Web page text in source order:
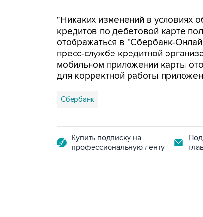
"Никаких изменений в условиях
кредитов по дебетовой карте
отображаться в "Сбербанк-
пресс-службе кредитной
мобильном приложении карты
для корректной работы
Сбербанк
Купить подписку на
профессиональную ленту